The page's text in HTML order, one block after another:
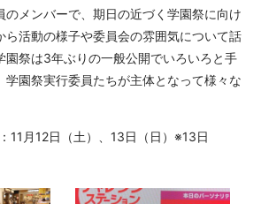
のメンバーで、期日の近づく学園祭に向け
ら活動の様子や委員会の雰囲気について話
園祭は3年ぶりの一般公開でいろいろと手
学園祭実行委員たちが主体となって様々な
11 月12日（土）、13日（日）※13日